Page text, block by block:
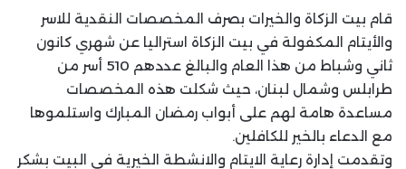
قام بيت الزكاة والخيرات بصرف المخصصات النقدية للاسر
والأيتام المكفولة في بيت الزكاة استراليا عن شهري كانون
ثاني وشباط من هذا العام والبالغ عددهم 510 أسر من
طرابلس وشمال لبنان، حيث شكلت هذه المخصصات
مساعدة هامة لهم على أبواب رمضان المبارك واستلموها
مع الدعاء بالخير للكافلين.
وتقدمت إدارة رعاية الايتام والانشطة الخيرية في البيت بشكر